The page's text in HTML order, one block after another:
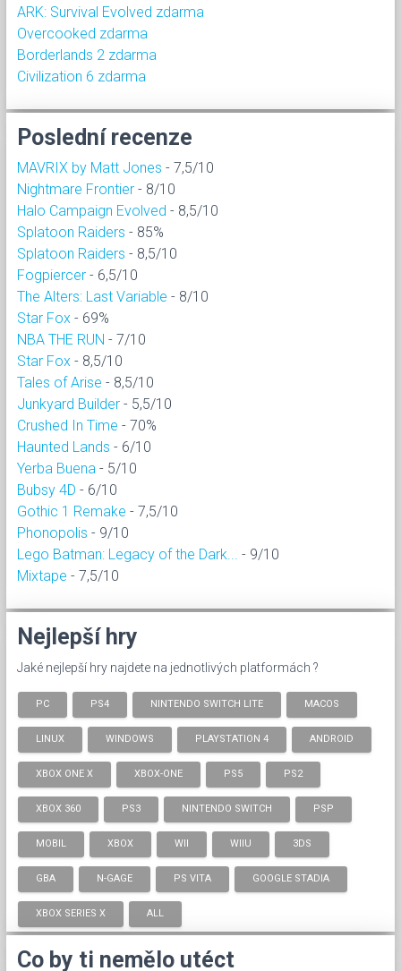
ARK: Survival Evolved zdarma
Overcooked zdarma
Borderlands 2 zdarma
Civilization 6 zdarma
Poslední recenze
MAVRIX by Matt Jones - 7,5/10
Nightmare Frontier - 8/10
Halo Campaign Evolved - 8,5/10
Splatoon Raiders - 85%
Splatoon Raiders - 8,5/10
Fogpiercer - 6,5/10
The Alters: Last Variable - 8/10
Star Fox - 69%
NBA THE RUN - 7/10
Star Fox - 8,5/10
Tales of Arise - 8,5/10
Junkyard Builder - 5,5/10
Crushed In Time - 70%
Haunted Lands - 6/10
Yerba Buena - 5/10
Bubsy 4D - 6/10
Gothic 1 Remake - 7,5/10
Phonopolis - 9/10
Lego Batman: Legacy of the Dark...
- 9/10
Mixtape - 7,5/10
Nejlepší hry
Jaké nejlepší hry najdete na jednotlivých platformách ?
PC PS4 NINTENDO SWITCH LITE MACOS
LINUX WINDOWS PLAYSTATION 4 ANDROID
XBOX ONE X XBOX-ONE PS5 PS2
XBOX 360 PS3 NINTENDO SWITCH PSP
MOBIL XBOX WII WIIU 3DS
GBA N-GAGE PS VITA GOOGLE STADIA
XBOX SERIES X ALL
Co by ti nemělo utéct